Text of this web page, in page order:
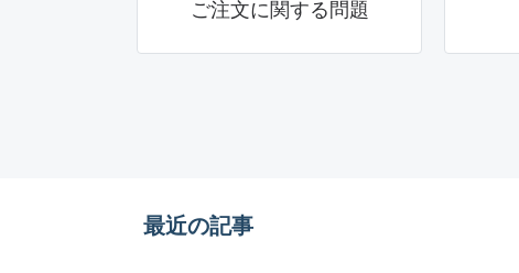
ご注文に関する問題
最近の記事